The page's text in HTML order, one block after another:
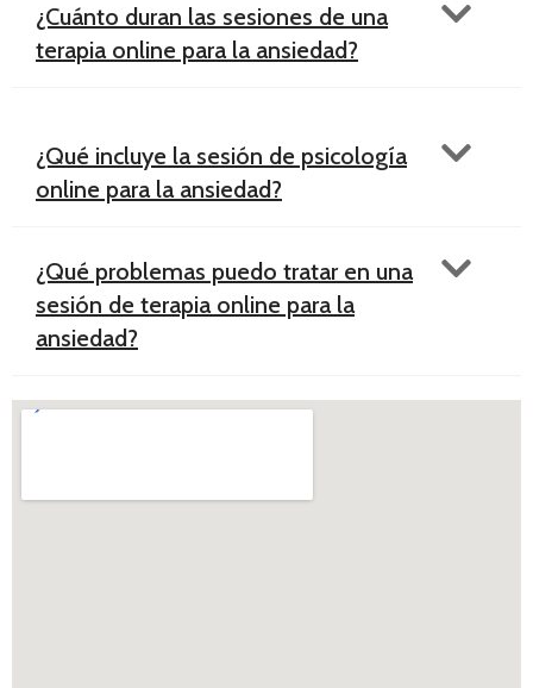
¿Cuánto duran las sesiones de una
terapia online para la ansiedad?
¿Qué incluye la sesión de psicología
online para la ansiedad?
¿Qué problemas puedo tratar en una
sesión de terapia online para la
ansiedad?